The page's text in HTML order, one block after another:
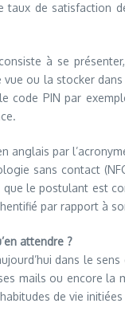
de satisfaction
à se
ou la stocker
code PIN par
anglais par
sans contact
que le postulant est
par rapport à
attendre ?
dans le
mails ou encore la
de vie